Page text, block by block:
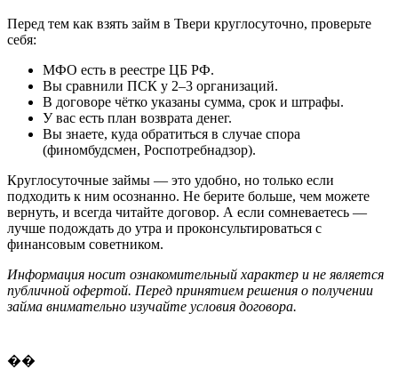
Перед тем как взять займ в Твери круглосуточно, проверьте
себя:
МФО есть в реестре ЦБ РФ.
Вы сравнили ПСК у 2–3 организаций.
В договоре чётко указаны сумма, срок и штрафы.
У вас есть план возврата денег.
Вы знаете, куда обратиться в случае спора
(финомбудсмен, Роспотребнадзор).
Круглосуточные займы — это удобно, но только если
подходить к ним осознанно. Не берите больше, чем можете
вернуть, и всегда читайте договор. А если сомневаетесь —
лучше подождать до утра и проконсультироваться с
финансовым советником.
Информация носит ознакомительный характер и не является
публичной офертой. Перед принятием решения о получении
займа внимательно изучайте условия договора.
��